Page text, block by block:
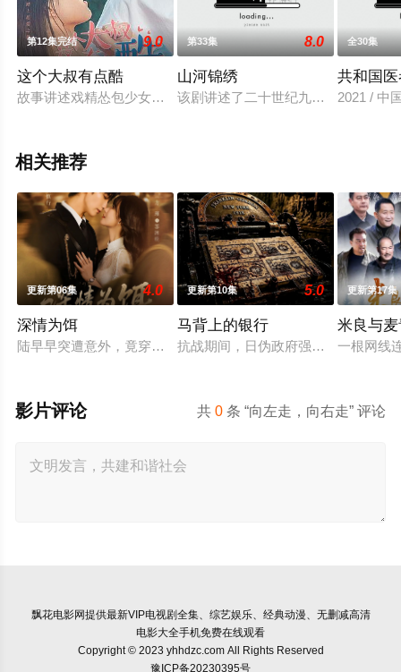
。
第12集完结 9.0
这个大叔有点酷
故事讲述戏精怂包少女遇上冷酷凶恶大叔的故事，两个性格迥异
第33集 8.0
山河锦绣
该剧讲述了二十世纪九十年代初的中
全30集
共和国
2021 / 中
相关推荐
更新第06集 4.0
深情为饵
陆早早突遭意外，竟穿越成民国少夫人苏沐晚，醒来，却是丈
更新第10集 5.0
马背上的银行
抗战期间，日伪政府强行推广、使用
更新第17集
米良与
一根网线
共0 条 “向左走，向右走” 评论
影片评论
飘花电影网提供最新VIP电视剧全集、综艺娱乐、经典动漫、无删减高清
电影大全手机免费在线观看
Copyright © 2023 yhhdzc.com All Rights Reserved
豫ICP备20230395号